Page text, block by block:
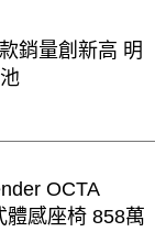
銷量創新高 明
OCTA
體感座椅 858萬